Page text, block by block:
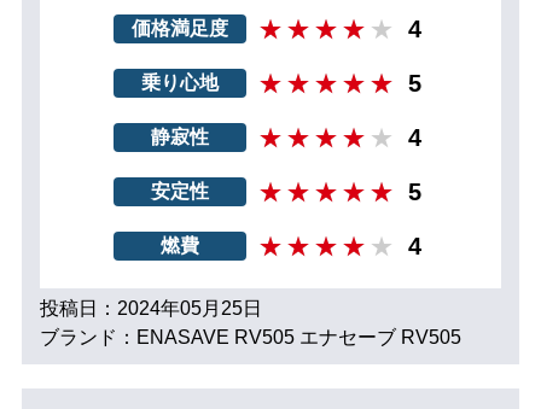
価格満足度 4
乗り心地 5
静寂性 4
安定性 5
燃費 4
投稿日：2024年05月25日
ブランド：ENASAVE RV505 エナセーブ RV505